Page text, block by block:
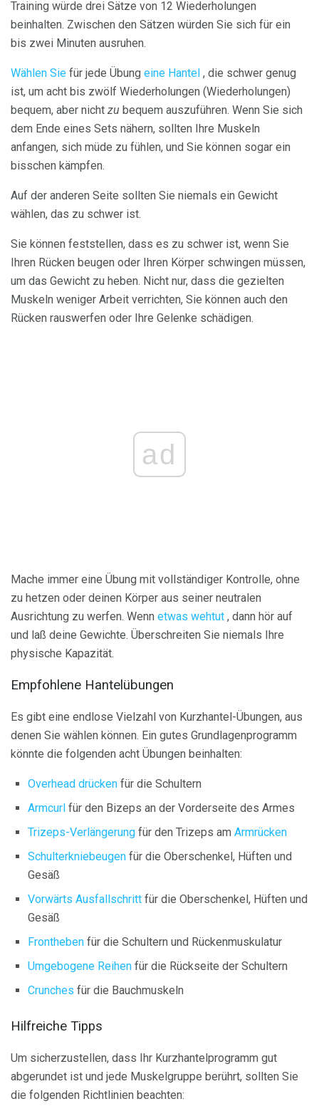
Training würde drei Sätze von 12 Wiederholungen
beinhalten. Zwischen den Sätzen würden Sie sich für ein
bis zwei Minuten ausruhen.
Wählen Sie für jede Übung eine Hantel , die schwer genug
ist, um acht bis zwölf Wiederholungen (Wiederholungen)
bequem, aber nicht zu bequem auszuführen. Wenn Sie sich
dem Ende eines Sets nähern, sollten Ihre Muskeln
anfangen, sich müde zu fühlen, und Sie können sogar ein
bisschen kämpfen.
Auf der anderen Seite sollten Sie niemals ein Gewicht
wählen, das zu schwer ist.
Sie können feststellen, dass es zu schwer ist, wenn Sie
Ihren Rücken beugen oder Ihren Körper schwingen müssen,
um das Gewicht zu heben. Nicht nur, dass die gezielten
Muskeln weniger Arbeit verrichten, Sie können auch den
Rücken rauswerfen oder Ihre Gelenke schädigen.
ad
Mache immer eine Übung mit vollständiger Kontrolle, ohne
zu hetzen oder deinen Körper aus seiner neutralen
Ausrichtung zu werfen. Wenn etwas wehtut , dann hör auf
und laß deine Gewichte. Überschreiten Sie niemals Ihre
physische Kapazität.
Empfohlene Hantelübungen
Es gibt eine endlose Vielzahl von Kurzhantel-Übungen, aus
denen Sie wählen können. Ein gutes Grundlagenprogramm
könnte die folgenden acht Übungen beinhalten:
Overhead drücken für die Schultern
Armcurl für den Bizeps an der Vorderseite des Armes
Trizeps-Verlängerung für den Trizeps am Armrücken
Schulterkniebeugen für die Oberschenkel, Hüften und
Gesäß
Vorwärts Ausfallschritt für die Oberschenkel, Hüften und
Gesäß
Frontheben für die Schultern und Rückenmuskulatur
Umgebogene Reihen für die Rückseite der Schultern
Crunches für die Bauchmuskeln
Hilfreiche Tipps
Um sicherzustellen, dass Ihr Kurzhantelprogramm gut
abgerundet ist und jede Muskelgruppe berührt, sollten Sie
die folgenden Richtlinien beachten: